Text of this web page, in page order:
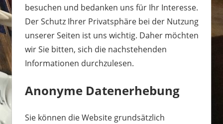
besuchen und bedanken uns für Ihr Interesse.
Der Schutz Ihrer Privatsphäre bei der Nutzung
unserer Seiten ist uns wichtig. Daher möchten
wir Sie bitten, sich die nachstehenden
Informationen durchzulesen.
Anonyme Datenerhebung
Sie können die Website grundsätzlich